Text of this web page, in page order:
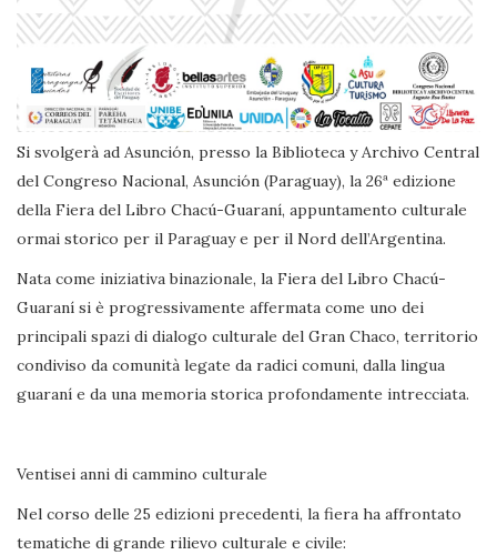
Si svolgerà ad Asunción, presso la Biblioteca y Archivo Central
del Congreso Nacional, Asunción (Paraguay), la 26ª edizione
della Fiera del Libro Chacú-Guaraní, appuntamento culturale
ormai storico per il Paraguay e per il Nord dell’Argentina.
Nata come iniziativa binazionale, la Fiera del Libro Chacú-
Guaraní si è progressivamente affermata come uno dei
principali spazi di dialogo culturale del Gran Chaco, territorio
condiviso da comunità legate da radici comuni, dalla lingua
guaraní e da una memoria storica profondamente intrecciata.
Ventisei anni di cammino culturale
Nel corso delle 25 edizioni precedenti, la fiera ha affrontato
tematiche di grande rilievo culturale e civile: